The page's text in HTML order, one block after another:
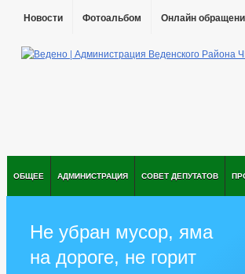
Новости Фотоальбом Онлайн
ОБЩЕЕ АДМИНИСТРАЦИЯ СОВЕТ ДЕПУТАТОВ
Не убран мусор, яма
на дороге, не горит